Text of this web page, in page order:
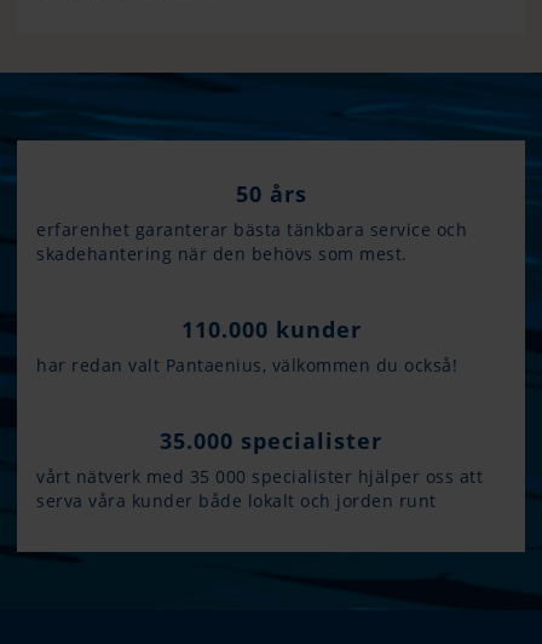
50 års
erfarenhet garanterar bästa tänkbara service och
skadehantering när den behövs som mest.
110.000 kunder
har redan valt Pantaenius, välkommen du också!
35.000 specialister
vårt nätverk med 35 000 specialister hjälper oss att
serva våra kunder både lokalt och jorden runt